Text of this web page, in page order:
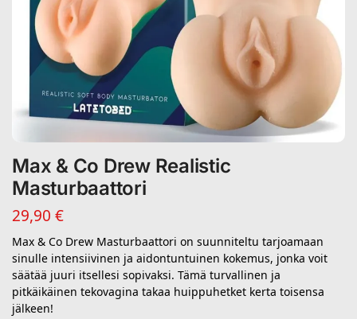
Max & Co Drew Realistic
Masturbaattori
29,90 €
Max & Co Drew Masturbaattori on suunniteltu tarjoamaan
sinulle intensiivinen ja aidontuntuinen kokemus, jonka voit
säätää juuri itsellesi sopivaksi. Tämä turvallinen ja
pitkäikäinen tekovagina takaa huippuhetket kerta toisensa
jälkeen!